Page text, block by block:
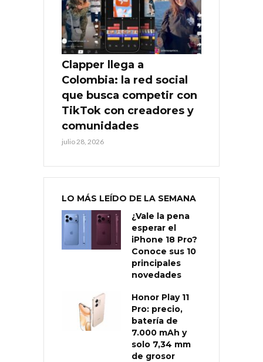
Clapper llega a
Colombia: la red social
que busca competir con
TikTok con creadores y
comunidades
julio 28, 2026
LO MÁS LEÍDO DE LA SEMANA
¿Vale la pena
esperar el
iPhone 18 Pro?
Conoce sus 10
principales
novedades
Honor Play 11
Pro: precio,
batería de
7.000 mAh y
solo 7,34 mm
de grosor